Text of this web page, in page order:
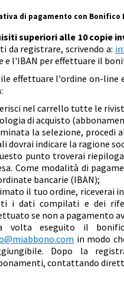
di pagamento con Bonifico
superiori alle 10 copie
da registrare, scrivendo a:
e l'IBAN per effettuare il
effettuare l'ordine on-line
nel carrello tutte le
di acquisto
la selezione,
dovrai indicare la ragione
punto troverai
Come modalità di
bancarie (IBAN);
il tuo ordine, riceverai
i dati compilati e dei
se non a pagamento
volta eseguito il
in modo
Dopo la
contattando